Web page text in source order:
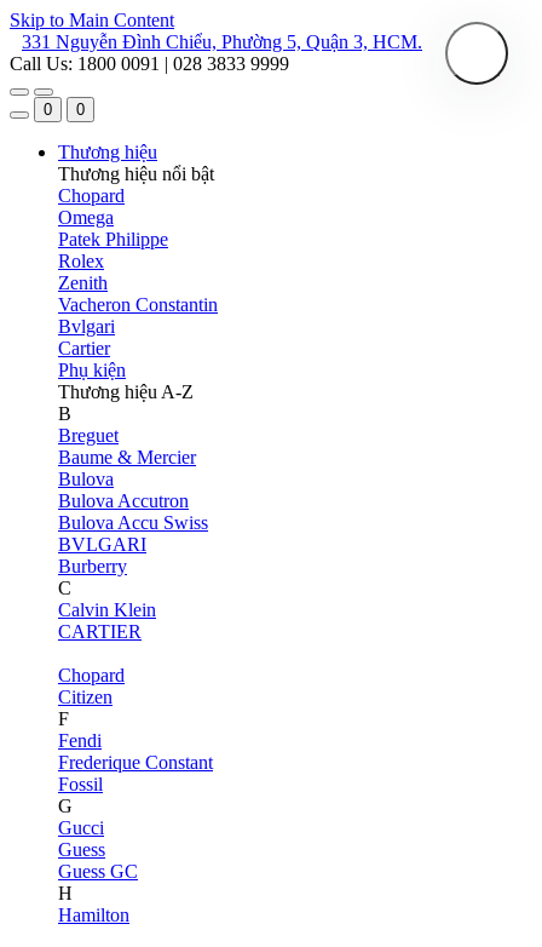
Skip to Main Content
331 Nguyễn Đình Chiểu, Phường 5, Quận 3, HCM.
Call Us: 1800 0091 | 028 3833 9999
0 0
Thương hiệu
Thương hiệu nổi bật
Chopard
Omega
Patek Philippe
Rolex
Zenith
Vacheron Constantin
Bvlgari
Cartier
Phụ kiện
Thương hiệu A-Z
B
Breguet
Baume & Mercier
Bulova
Bulova Accutron
Bulova Accu Swiss
BVLGARI
Burberry
C
Calvin Klein
CARTIER
Chopard
Citizen
F
Fendi
Frederique Constant
Fossil
G
Gucci
Guess
Guess GC
H
Hamilton